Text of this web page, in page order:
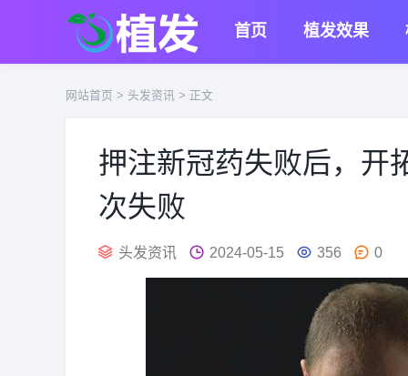
首页 植发效果
网站首页 > 头发资讯 > 正文
押注新冠药失败后，开
次失败
头发资讯 2024-05-15 356 0